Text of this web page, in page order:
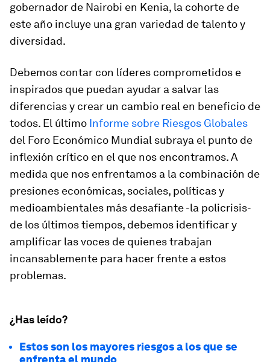
gobernador de Nairobi en Kenia, la cohorte de
este año incluye una gran variedad de talento y
diversidad.
Debemos contar con líderes comprometidos e
inspirados que puedan ayudar a salvar las
diferencias y crear un cambio real en beneficio de
todos. El último Informe sobre Riesgos Globales
del Foro Económico Mundial subraya el punto de
inflexión crítico en el que nos encontramos. A
medida que nos enfrentamos a la combinación de
presiones económicas, sociales, políticas y
medioambientales más desafiante -la policrisis-
de los últimos tiempos, debemos identificar y
amplificar las voces de quienes trabajan
incansablemente para hacer frente a estos
problemas.
¿Has leído?
Estos son los mayores riesgos a los que se
enfrenta el mundo